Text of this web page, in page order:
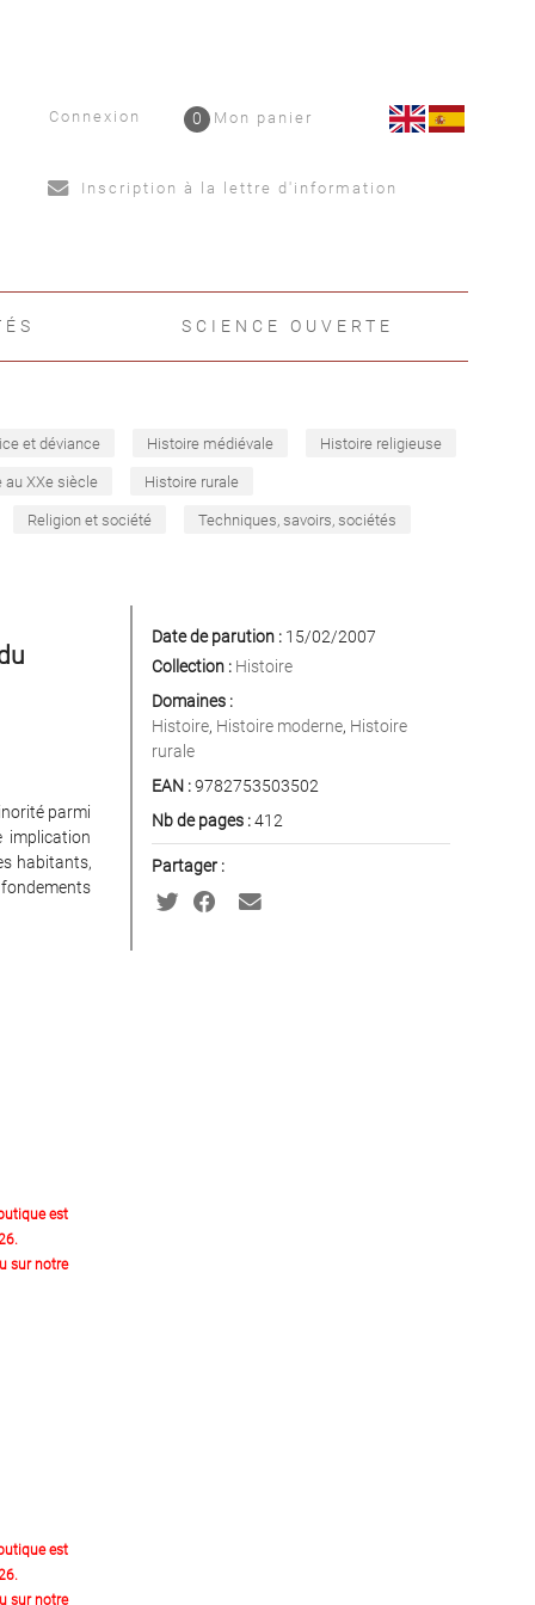
Connexion Mon panier
0
Inscription à la lettre d'information
SCIENCE OUVERTE
et déviance Histoire médiévale Histoire religieuse
au XXe siècle Histoire rurale
Religion et société Techniques, savoirs, sociétés
parmi
implication
habitants,
est
sur notre
est
sur notre
Date de parution :15/02/2007
Collection : Histoire
Domaines :
Histoire, Histoire moderne, Histoire
rurale
EAN :9782753503502
Nb de pages :412
Partager :